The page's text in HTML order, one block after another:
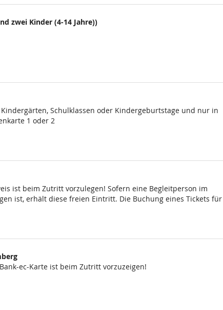
zwei Kinder (4-14 Jahre))
Schulklassen oder Kindergeburtstage und nur in
1 oder 2
ist beim Zutritt vorzulegen! Sofern eine Begleitperson im
ist, erhält diese freien Eintritt. Die Buchung eines Tickets
ec-Karte ist beim Zutritt vorzuzeigen!